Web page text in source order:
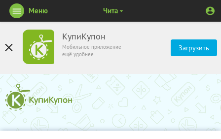
КупиКупон
Мобильное приложение
ещё удобнее
Загрузить
Меню Чита